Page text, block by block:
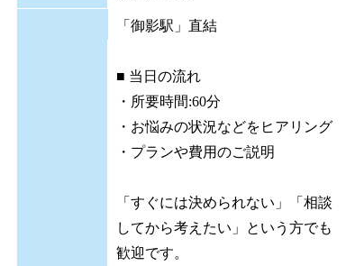
「御影駅」直結
■ 当日の流れ
・所要時間:60分
・お悩みの状況などをヒアリング
・プランや費用のご説明
「すぐには決められない」「相談
してから考えたい」という方でも
歓迎です。